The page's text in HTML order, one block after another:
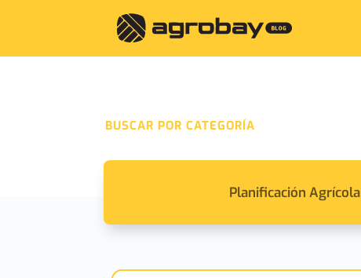
BUSCAR POR CATEGORÍA
Planificación Agrícola